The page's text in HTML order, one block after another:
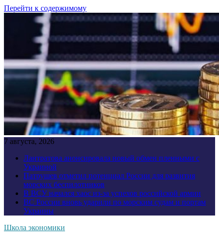
Перейти к содержимому
7 августа, 2026
Лантратова анонсировала новый обмен пленными с
Украиной
Патрушев отметил потенциал России для развития
морских беспилотников
В ВСУ начался хаос из-за успехов российской армии
ВС России вновь ударили по морским судам и портам
Украины
Школа экономики